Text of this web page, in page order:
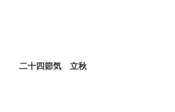
二十四節気 立秋